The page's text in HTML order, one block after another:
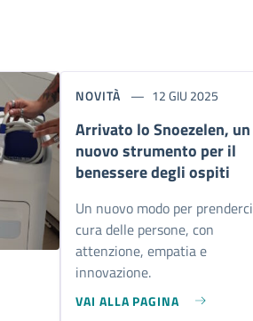
NOVITÀ 12 GIU 2025
Arrivato lo Snoezelen, un
nuovo strumento per il
benessere degli ospiti
Un nuovo modo per prenderci
cura delle persone, con
attenzione, empatia e
innovazione.
VAI ALLA PAGINA